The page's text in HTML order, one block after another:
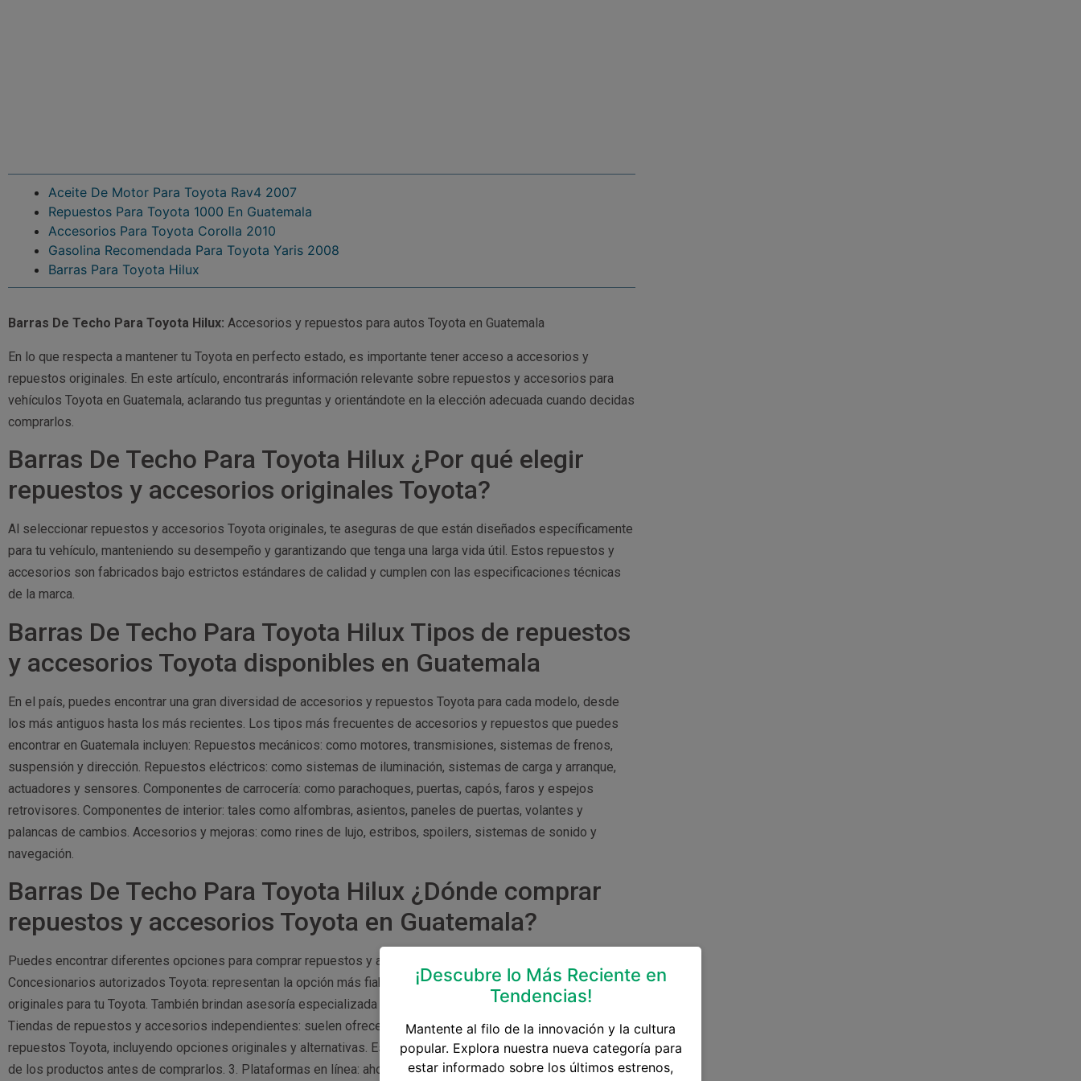
Aceite De Motor Para Toyota Rav4 2007
Repuestos Para Toyota 1000 En Guatemala
Accesorios Para Toyota Corolla 2010
Gasolina Recomendada Para Toyota Yaris 2008
Barras Para Toyota Hilux
Barras De Techo Para Toyota Hilux: Accesorios y repuestos para autos Toyota en Guatemala
En lo que respecta a mantener tu Toyota en perfecto estado, es importante tener acceso a accesorios y
repuestos originales. En este artículo, encontrarás información relevante sobre repuestos y accesorios para
vehículos Toyota en Guatemala, aclarando tus preguntas y orientándote en la elección adecuada cuando decidas
comprarlos.
Barras De Techo Para Toyota Hilux ¿Por qué elegir
repuestos y accesorios originales Toyota?
Al seleccionar repuestos y accesorios Toyota originales, te aseguras de que están diseñados específicamente
para tu vehículo, manteniendo su desempeño y garantizando que tenga una larga vida útil. Estos repuestos y
accesorios son fabricados bajo estrictos estándares de calidad y cumplen con las especificaciones técnicas
de la marca.
Barras De Techo Para Toyota Hilux Tipos de repuestos
y accesorios Toyota disponibles en Guatemala
En el país, puedes encontrar una gran diversidad de accesorios y repuestos Toyota para cada modelo, desde
los más antiguos hasta los más recientes. Los tipos más frecuentes de accesorios y repuestos que puedes
encontrar en Guatemala incluyen: Repuestos mecánicos: como motores, transmisiones, sistemas de frenos,
suspensión y dirección. Repuestos eléctricos: como sistemas de iluminación, sistemas de carga y arranque,
actuadores y sensores. Componentes de carrocería: como parachoques, puertas, capós, faros y espejos
retrovisores. Componentes de interior: tales como alfombras, asientos, paneles de puertas, volantes y
palancas de cambios. Accesorios y mejoras: como rines de lujo, estribos, spoilers, sistemas de sonido y
navegación.
Barras De Techo Para Toyota Hilux ¿Dónde comprar
repuestos y accesorios Toyota en Guatemala?
Puedes encontrar diferentes opciones para comprar repuestos y accesorios Toyota en Guatemala, como:
Concesionarios autorizados Toyota: representan la opción más fiable para comprar accesorios y repuestos
originales para tu Toyota. También brindan asesoría especializada y respaldo en los productos que venden.
Tiendas de repuestos y accesorios independientes: suelen ofrecer una extensa gama de accesorios y
repuestos Toyota, incluyendo opciones originales y alternativas. Es importante verificar la autenticidad y calidad
de los productos antes de comprarlos. 3. Plataformas en línea: ahora puedes encontrar plataformas en línea
¡Descubre lo Más Reciente en
Tendencias!
Mantente al filo de la innovación y la cultura
popular. Explora nuestra nueva categoría para
estar informado sobre los últimos estrenos,